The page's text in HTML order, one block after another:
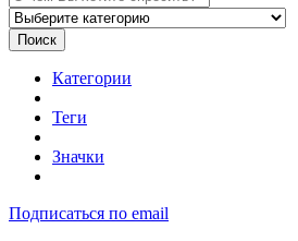
Поиск
Категории
Теги
Значки
Подписаться по email